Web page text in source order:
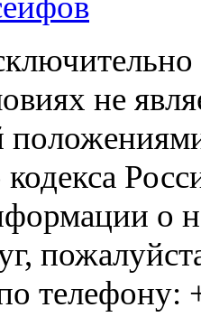
не
кодекса
о